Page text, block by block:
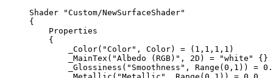
Shader "Custom/NewSurfaceShader"
{
    Properties
    {
        _Color("Color", Color) = (1,1,1,1)
        _MainTex("Albedo (RGB)", 2D) = "white" {}
_Glossiness("Smoothness", Range(0,1)) =